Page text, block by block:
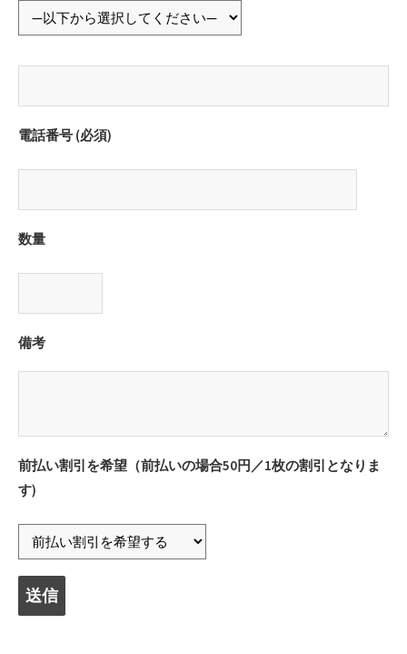
電話番号 (必須)
数量
備考
前払い割引を希望（前払いの場合50円／1枚の割引となりま
す)